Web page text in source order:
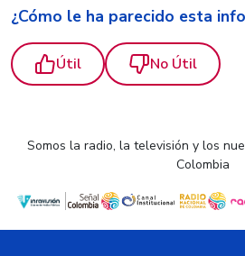
¿Cómo le ha parecido esta
Útil No Útil
Somos la radio, la televisión y los
Colombia